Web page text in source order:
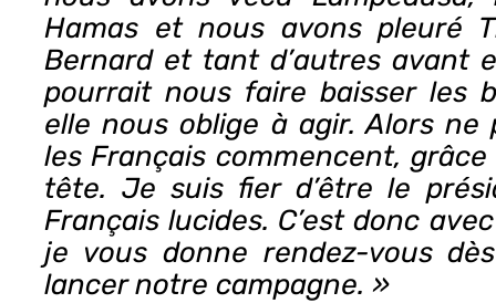
Hamas et nous avons pleuré
Bernard et tant d’autres avant
pourrait nous faire baisser les
elle nous oblige à agir. Alors ne
les Français commencent,
tête. Je suis fier d’être le
Français lucides. C’est donc
je vous donne rendez-vous
lancer notre campagne. »